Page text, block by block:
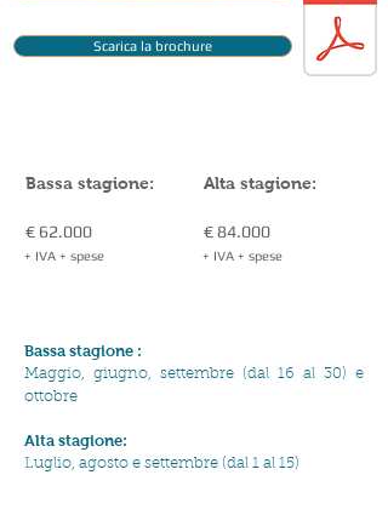
Scarica la brochure
+ IVA + spese
Bassa stagione:
€ 62.000
+ IVA + spese
Alta stagione:
€ 84.000
Bassa stagione :
Maggio, giugno, settembre (dal 16 al 30) e
ottobre
Alta stagione:
Luglio, agosto e settembre (dal 1 al 15)